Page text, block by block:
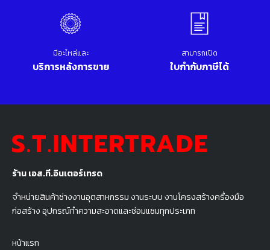
ร้าน เอส.ที.อินเตอร์เทรด
จำหน่ายสินค้าช่างงานอุตสาหกรรม งานระบบ งานโครงสร้างครื่องมือ
ก่อสร้าง อุปกรณ์ทำความสะอาดและซ่อมแซมทุกประเภท
หน้าแรก
มีอะไหล่และ
บริการหลังการขาย
สามารถเปิด
ใบกำกับภาษีได้